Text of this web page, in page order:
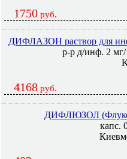
1750 руб.
ДИФЛАЗОН раствор для
р-р д/инф. 2
4168 руб.
ДИФЛЮЗОЛ
капс.